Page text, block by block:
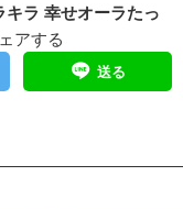
キラ 幸せオーラたっ
アする
送る